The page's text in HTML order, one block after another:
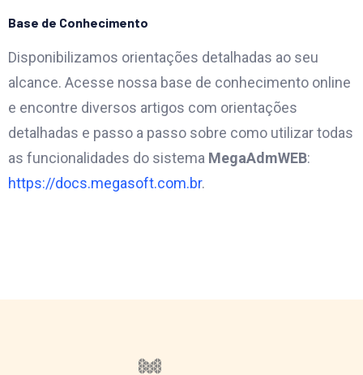
Base de Conhecimento
Disponibilizamos orientações detalhadas ao seu
alcance. Acesse nossa base de conhecimento online
e encontre diversos artigos com orientações
detalhadas e passo a passo sobre como utilizar todas
as funcionalidades do sistema MegaAdmWEB:
https://docs.megasoft.com.br.